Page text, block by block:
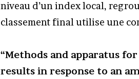
niveau d’un index local,
classement final utilise une
“Methods and apparatus
results in response to an